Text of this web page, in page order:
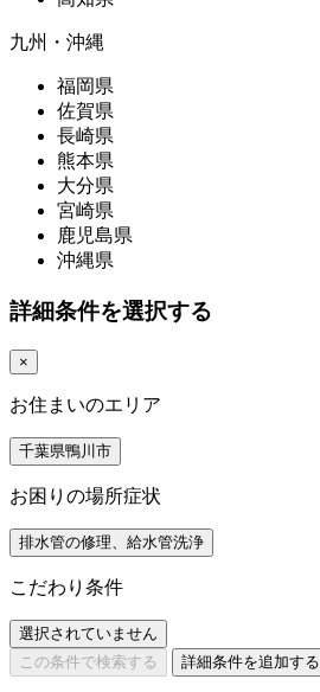
九州・沖縄
福岡県
佐賀県
長崎県
熊本県
大分県
宮崎県
鹿児島県
沖縄県
詳細条件を選択する
×
お住まいのエリア
千葉県鴨川市
お困りの場所症状
排水管の修理、給水管洗浄
こだわり条件
選択されていません
この条件で検索する
詳細条件を追加する